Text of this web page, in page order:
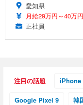
愛知県
月給29万円～40万円
正社員
注目の話題 iPhone
Google Pixel 9 韓